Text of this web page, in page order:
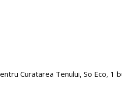
Curatarea Tenului, So Eco, 1